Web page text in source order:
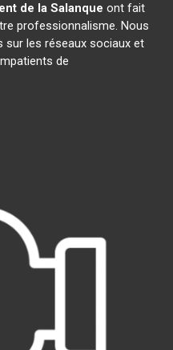
de la Salanque ont fait
professionnalisme. Nous
les réseaux sociaux et
de